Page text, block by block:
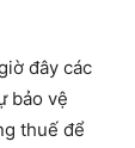
đây các
bảo vệ
thuế để